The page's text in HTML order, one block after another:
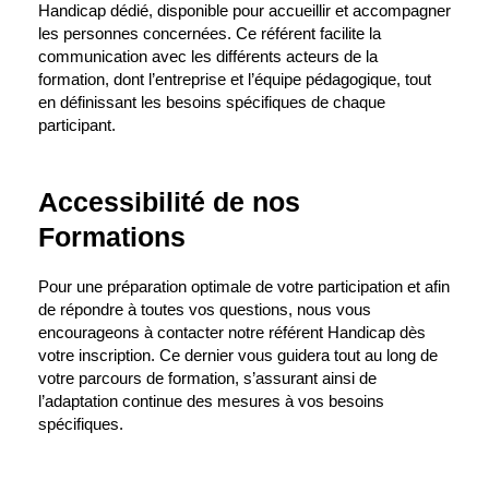
Handicap dédié, disponible pour accueillir et accompagner
les personnes concernées. Ce référent facilite la
communication avec les différents acteurs de la
formation, dont l’entreprise et l’équipe pédagogique, tout
en définissant les besoins spécifiques de chaque
participant.
Accessibilité de nos
Formations
Pour une préparation optimale de votre participation et afin
de répondre à toutes vos questions, nous vous
encourageons à contacter notre référent Handicap dès
votre inscription. Ce dernier vous guidera tout au long de
votre parcours de formation, s’assurant ainsi de
l’adaptation continue des mesures à vos besoins
spécifiques.